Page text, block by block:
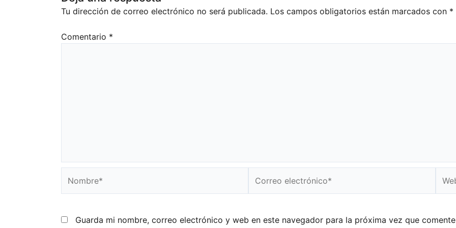
Tu dirección de correo electrónico no será publicada. Los campos obligatorios están marcados con *
Comentario *
electrónico*
Guarda mi nombre, correo electrónico y web en este navegador para la próxima vez que